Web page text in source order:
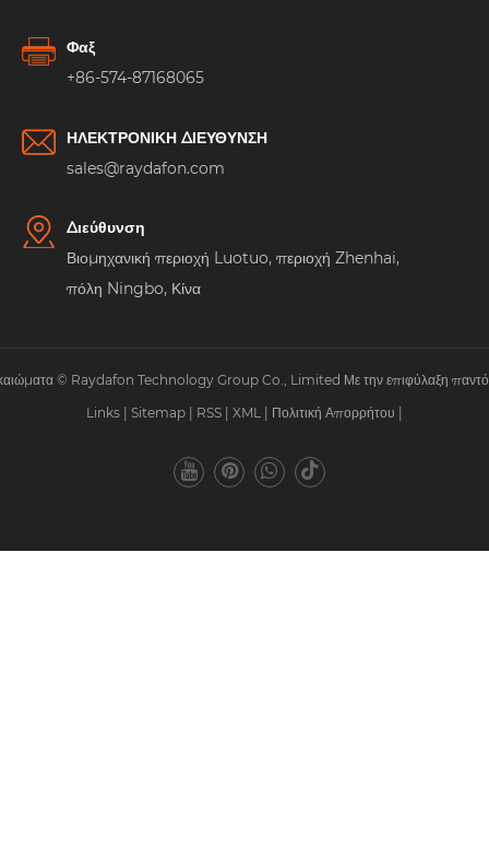
Φαξ
+86-574-87168065
ΗΛΕΚΤΡΟΝΙΚΗ ΔΙΕΥΘΥΝΣΗ
sales@raydafon.com
Διεύθυνση
Βιομηχανική περιοχή Luotuo, περιοχή Zhenhai,
πόλη Ningbo, Κίνα
© Raydafon Technology Group Co., Limited Με την επιφύλαξη
Links | Sitemap | RSS | XML | Πολιτική Απορρήτου |